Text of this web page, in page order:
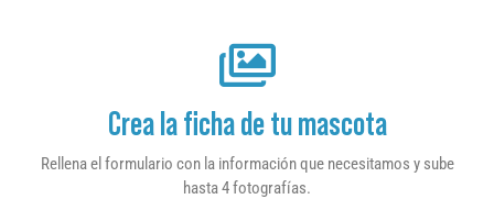
Crea la ficha de tu mascota
Rellena el formulario con la información que necesitamos y sube
hasta 4 fotografías.